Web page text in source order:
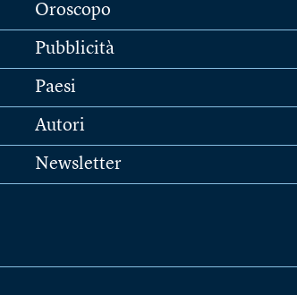
Oroscopo
Pubblicità
Paesi
Autori
Newsletter